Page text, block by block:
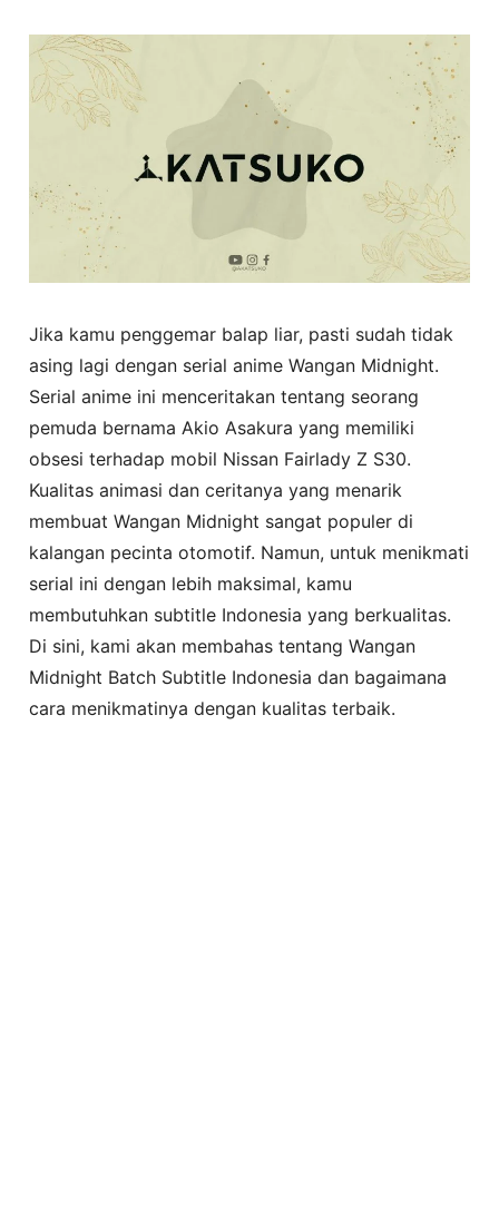
Jika kamu penggemar balap liar, pasti sudah tidak
asing lagi dengan serial anime Wangan Midnight.
Serial anime ini menceritakan tentang seorang
pemuda bernama Akio Asakura yang memiliki
obsesi terhadap mobil Nissan Fairlady Z S30.
Kualitas animasi dan ceritanya yang menarik
membuat Wangan Midnight sangat populer di
kalangan pecinta otomotif. Namun, untuk menikmati
serial ini dengan lebih maksimal, kamu
membutuhkan subtitle Indonesia yang berkualitas.
Di sini, kami akan membahas tentang Wangan
Midnight Batch Subtitle Indonesia dan bagaimana
cara menikmatinya dengan kualitas terbaik.